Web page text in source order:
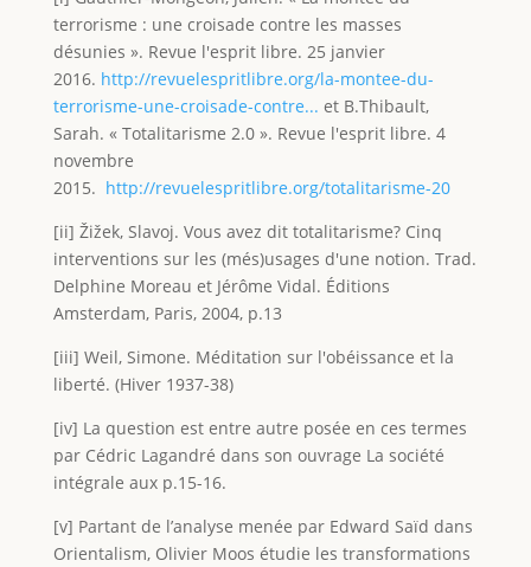
terrorisme : une croisade contre les masses
désunies ». Revue l'esprit libre. 25 janvier
2016. http://revuelespritlibre.org/la-montee-du-
terrorisme-une-croisade-contre... et B.Thibault,
Sarah. « Totalitarisme 2.0 ». Revue l'esprit libre. 4
novembre
2015. http://revuelespritlibre.org/totalitarisme-20
[ii] Žižek, Slavoj. Vous avez dit totalitarisme? Cinq
interventions sur les (més)usages d'une notion. Trad.
Delphine Moreau et Jérôme Vidal. Éditions
Amsterdam, Paris, 2004, p.13
[iii] Weil, Simone. Méditation sur l'obéissance et la
liberté. (Hiver 1937-38)
[iv] La question est entre autre posée en ces termes
par Cédric Lagandré dans son ouvrage La société
intégrale aux p.15-16.
[v] Partant de l’analyse menée par Edward Saïd dans
Orientalism, Olivier Moos étudie les transformations